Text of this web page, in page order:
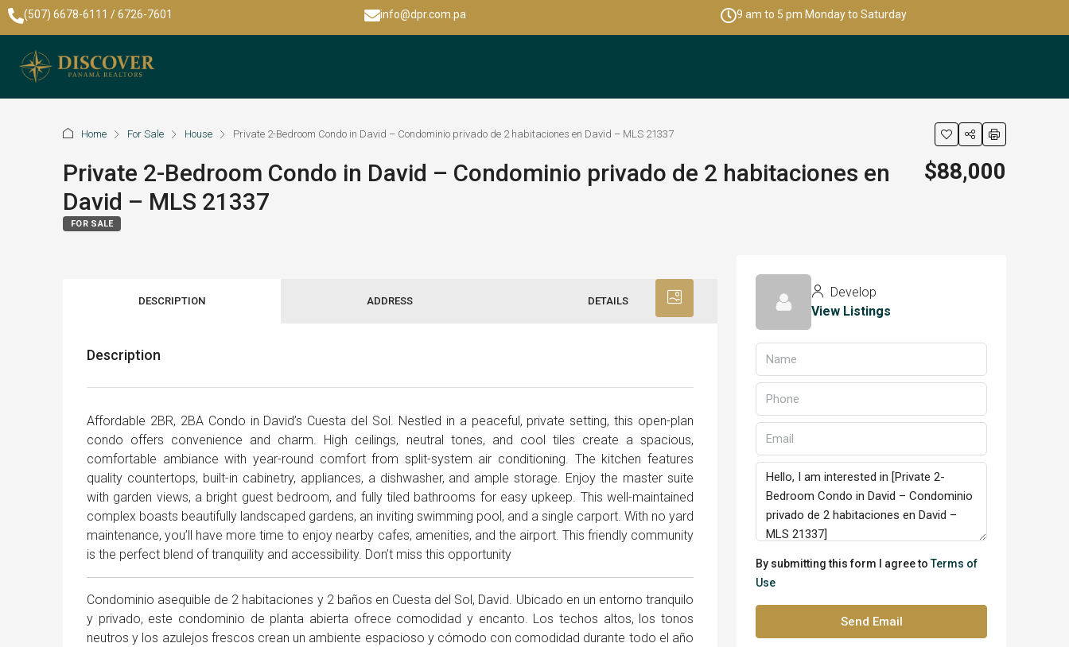
(507) 6678-6111 / 6726-7601 info@dpr.com.pa 9 am to 5 pm Monday to Saturday
Home For Sale House Private 2-Bedroom Condo in David – Condominio privado de 2 habitaciones en David – MLS 21337
Private 2-Bedroom Condo in David – Condominio privado de 2 habitaciones en
David – MLS 21337
FOR SALE
$88,000
DESCRIPTION ADDRESS DETAILS
Description
Affordable 2BR, 2BA Condo in David’s Cuesta del Sol. Nestled in a peaceful, private setting, this open-plan
condo offers convenience and charm. High ceilings, neutral tones, and cool tiles create a spacious,
comfortable ambiance with year-round comfort from split-system air conditioning. The kitchen features
quality countertops, built-in cabinetry, appliances, a dishwasher, and ample storage. Enjoy the master suite
with garden views, a bright guest bedroom, and fully tiled bathrooms for easy upkeep. This well-maintained
complex boasts beautifully landscaped gardens, an inviting swimming pool, and a single carport. With no yard
maintenance, you’ll have more time to enjoy nearby cafes, amenities, and the airport. This friendly community
is the perfect blend of tranquility and accessibility. Don’t miss this opportunity
Condominio asequible de 2 habitaciones y 2 baños en Cuesta del Sol, David. Ubicado en un entorno tranquilo
y privado, este condominio de planta abierta ofrece comodidad y encanto. Los techos altos, los tonos
neutros y los azulejos frescos crean un ambiente espacioso y cómodo con comodidad durante todo el año
Develop
View Listings
By submitting this form I agree toTerms of
Use
Send Email